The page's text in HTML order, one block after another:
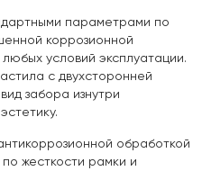
параметрами по
коррозионной
условий эксплуатации.
с двухсторонней
забора изнутри
обработкой
жесткости рамки и